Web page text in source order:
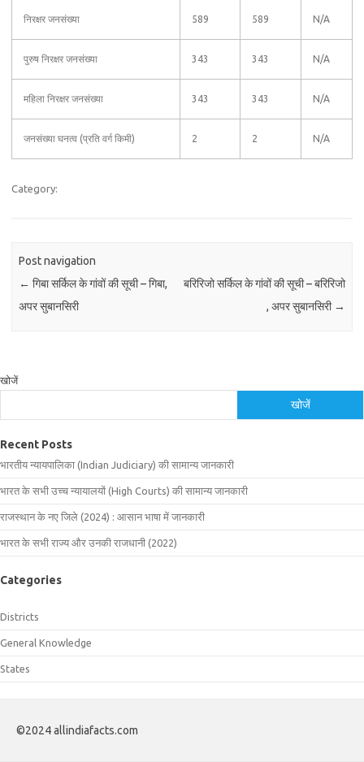
निरक्षर जनसंख्या 589 589 N/A
पुरुष निरक्षर जनसंख्या 343 343 N/A
महिला निरक्षर जनसंख्या 343 343 N/A
जनसंख्या घनत्व (प्रति वर्ग किमी) 2 2 N/A
Category:
Post navigation
← गिबा सर्किल के गांवों की सूची – गिबा,
अपर सुबानसिरी
बरिरिजो सर्किल के गांवों की सूची – बरिरिजो
, अपर सुबानसिरी →
खोजें
खोजें
Recent Posts
भारतीय न्यायपालिका (Indian Judiciary) की सामान्य जानकारी
भारत के सभी उच्च न्यायालयों (High Courts) की सामान्य जानकारी
राजस्थान के नए जिले (2024) : आसान भाषा में जानकारी
भारत के सभी राज्य और उनकी राजधानी (2022)
Categories
Districts
General Knowledge
States
©2024 allindiafacts.com